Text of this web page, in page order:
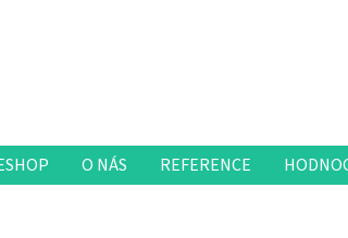
O NÁS REFERENCE